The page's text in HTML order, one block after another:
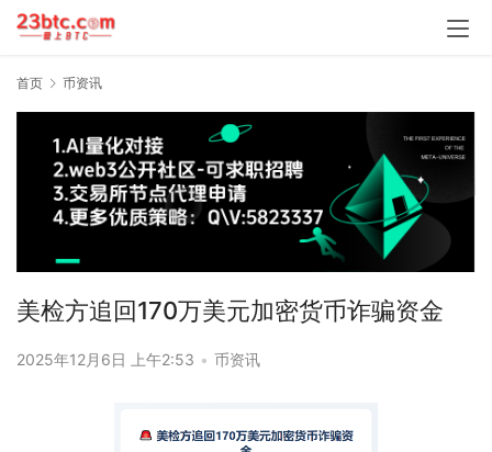
首页 币资讯
美检方追回170万美元加密货币诈骗资金
2025年12月6日 上午2:53 • 币资讯